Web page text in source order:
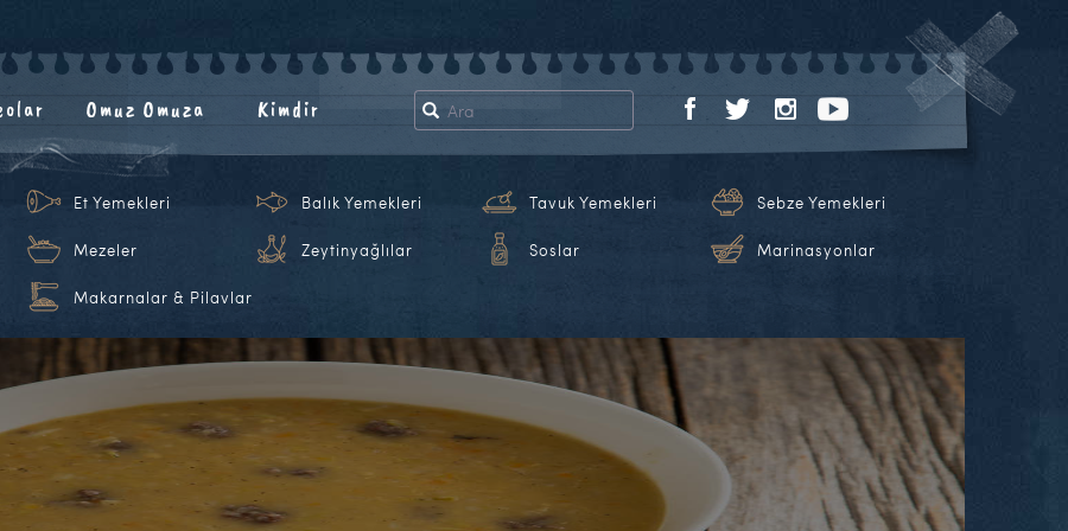
Omuz Omuza Kimdir
Et Yemekleri Balık Yemekleri Tavuk Yemekleri Sebze Yemekleri
Mezeler Zeytinyağlılar Soslar Marinasyonlar
Makarnalar & Pilavlar